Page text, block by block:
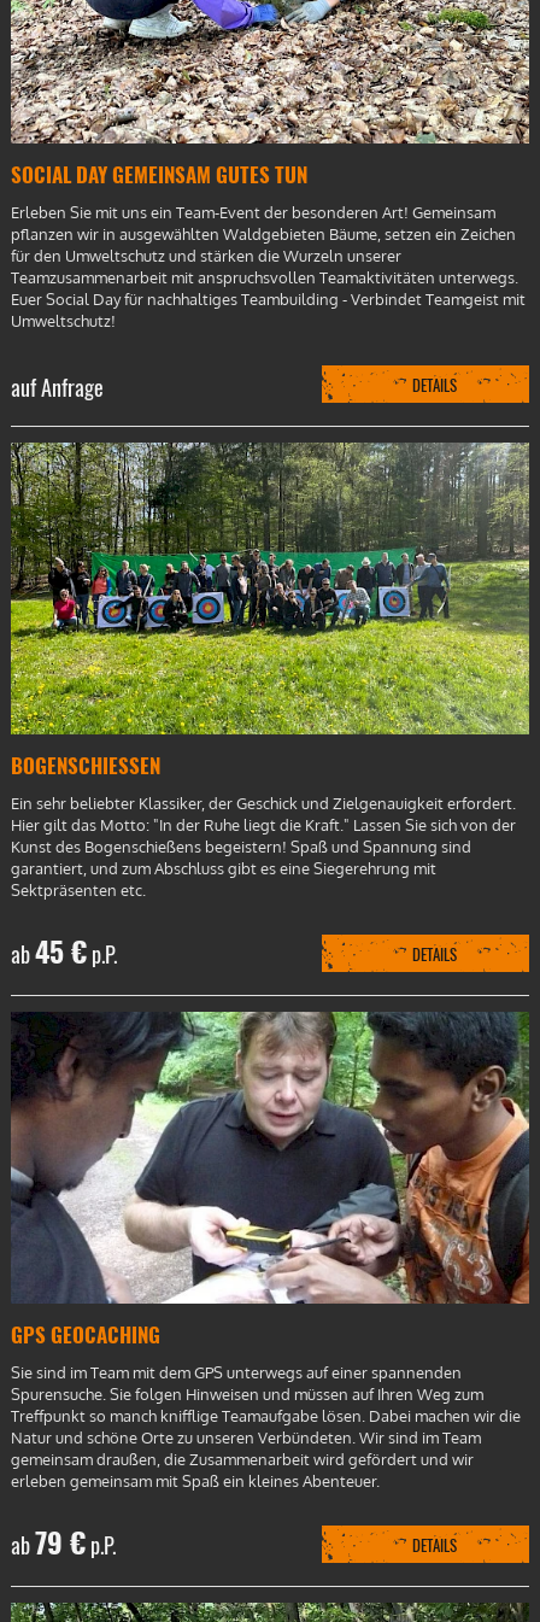
SOCIAL DAY GEMEINSAM GUTES TUN
Erleben Sie mit uns ein Team-Event der besonderen Art! Gemeinsam
pflanzen wir in ausgewählten Waldgebieten Bäume, setzen ein Zeichen
für den Umweltschutz und stärken die Wurzeln unserer
Teamzusammenarbeit mit anspruchsvollen Teamaktivitäten unterwegs.
Euer Social Day für nachhaltiges Teambuilding - Verbindet Teamgeist mit
Umweltschutz!
auf Anfrage DETAILS
BOGENSCHIESSEN
Ein sehr beliebter Klassiker, der Geschick und Zielgenauigkeit erfordert.
Hier gilt das Motto: "In der Ruhe liegt die Kraft." Lassen Sie sich von der
Kunst des Bogenschießens begeistern! Spaß und Spannung sind
garantiert, und zum Abschluss gibt es eine Siegerehrung mit
Sektpräsenten etc.
ab45 €p.P. DETAILS
GPS GEOCACHING
Sie sind im Team mit dem GPS unterwegs auf einer spannenden
Spurensuche. Sie folgen Hinweisen und müssen auf Ihren Weg zum
Treffpunkt so manch knifflige Teamaufgabe lösen. Dabei machen wir die
Natur und schöne Orte zu unseren Verbündeten. Wir sind im Team
gemeinsam draußen, die Zusammenarbeit wird gefördert und wir
erleben gemeinsam mit Spaß ein kleines Abenteuer.
ab79 €p.P. DETAILS